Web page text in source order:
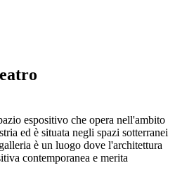
espositivo che opera nell'ambito
ed è situata negli spazi sotterranei
è un luogo dove l'architettura
contemporanea e merita